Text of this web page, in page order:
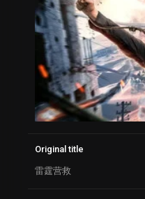
Original title
雷霆营救